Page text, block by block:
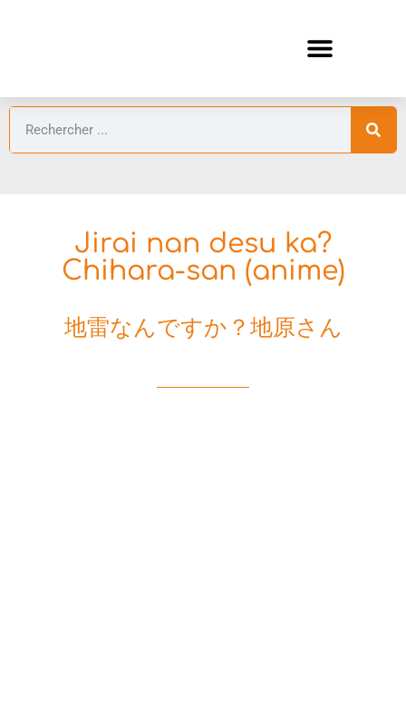
Jirai nan desu ka?
Chihara-san (anime)
地雷なんですか？地原さん